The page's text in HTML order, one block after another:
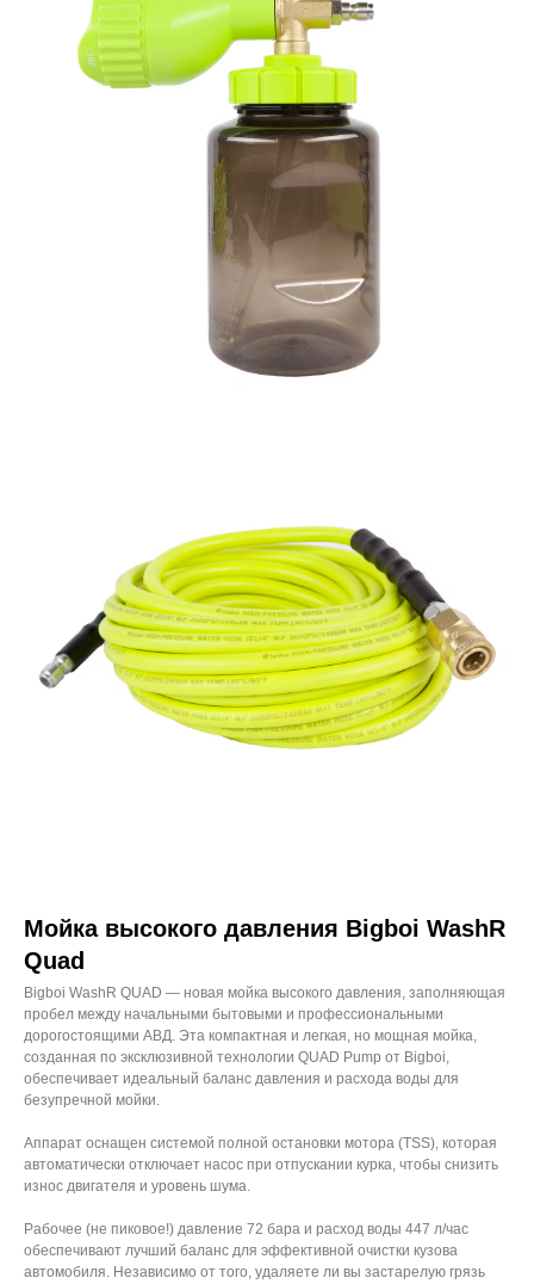
Мойка высокого давления Bigboi WashR
Quad
Bigboi WashR QUAD — новая мойка высокого давления, заполняющая
пробел между начальными бытовыми и профессиональными
дорогостоящими АВД. Эта компактная и легкая, но мощная мойка,
созданная по эксклюзивной технологии QUAD Pump от Bigboi,
обеспечивает идеальный баланс давления и расхода воды для
безупречной мойки.
Аппарат оснащен системой полной остановки мотора (TSS), которая
автоматически отключает насос при отпускании курка, чтобы снизить
износ двигателя и уровень шума.
Рабочее (не пиковое!) давление 72 бара и расход воды 447 л/час
обеспечивают лучший баланс для эффективной очистки кузова
автомобиля. Независимо от того, удаляете ли вы застарелую грязь